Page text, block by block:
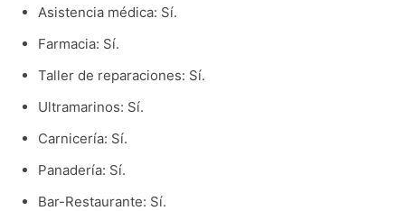
Asistencia médica: Sí.
Farmacia: Sí.
Taller de reparaciones: Sí.
Ultramarinos: Sí.
Carnicería: Sí.
Panadería: Sí.
Bar-Restaurante: Sí.